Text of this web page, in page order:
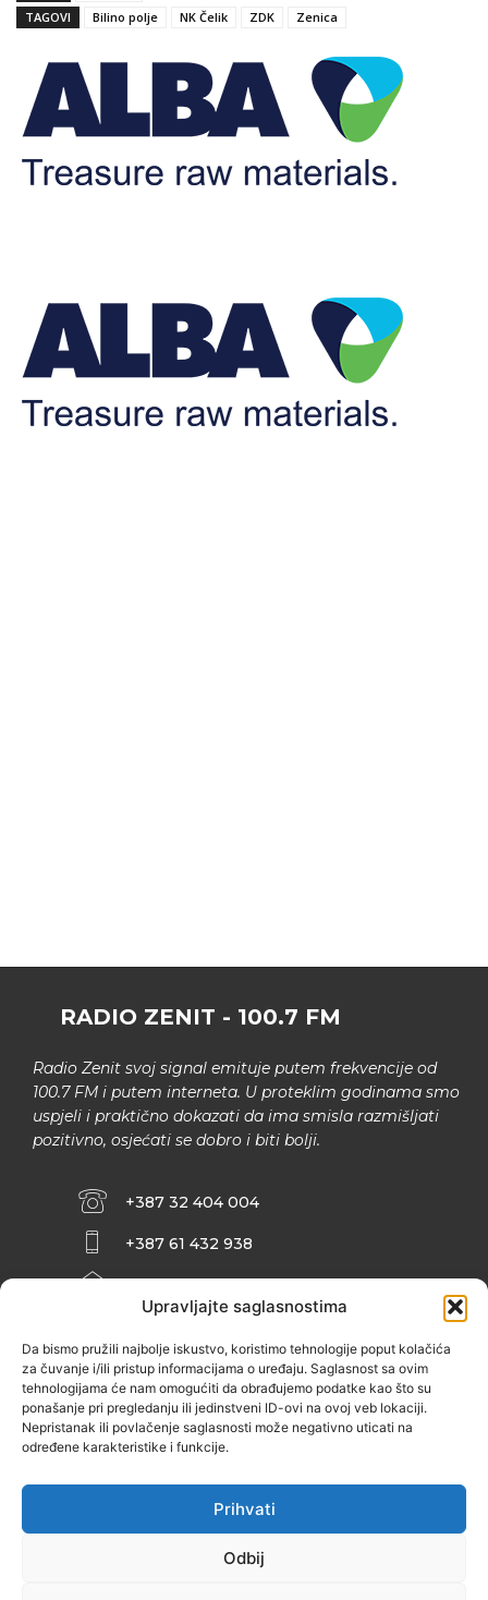
Upravljajte saglasnostima
Da bismo pružili najbolje iskustvo, koristimo tehnologije poput kolačića
za čuvanje i/ili pristup informacijama o uređaju. Saglasnost sa ovim
tehnologijama će nam omogućiti da obrađujemo podatke kao što su
ponašanje pri pregledanju ili jedinstveni ID-ovi na ovoj veb lokaciji.
Nepristanak ili povlačenje saglasnosti može negativno uticati na
određene karakteristike i funkcije.
Prihvati
Odbij
TAGOVI
Bilino polje NK Čelik ZDK Zenica
RADIO ZENIT - 100.7 FM
Radio Zenit svoj signal emituje putem frekvencije od
100.7 FM i putem interneta. U proteklim godinama smo
uspjeli i praktično dokazati da ima smisla razmišljati
pozitivno, osjećati se dobro i biti bolji.
+387 32 404 004
+387 61 432 938
INFO@ZENIT.BA
ZENIČANKA, 3. SPRAT), 72000 ZENICA